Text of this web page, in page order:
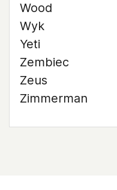
Wood
Wyk
Yeti
Zembiec
Zeus
Zimmerman